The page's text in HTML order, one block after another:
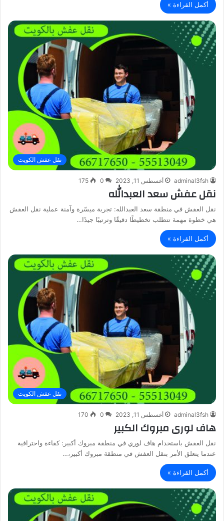
أكمل القراءة »
نقل عفش الكويت
adminal3fsh أغسطس 11, 2023 0
175
نقل عفش سعد العبدالله
نقل العفش في منطقة سعد العبدالله: تجربة ميسّرة وآمنة عملية نقل العفش
هي خطوة مهمة تتطلب تخطيطًا دقيقًا وترتيبًا جيدًا…
أكمل القراءة »
نقل عفش الكويت
adminal3fsh أغسطس 11, 2023 0
170
هاف لورى مبروك الكبير
نقل العفش باستخدام هاف لوري في منطقة مبروك أكبير: كفاءة واحترافية
عندما يتعلق الأمر بنقل العفش في منطقة مبروك أكبير،…
أكمل القراءة »